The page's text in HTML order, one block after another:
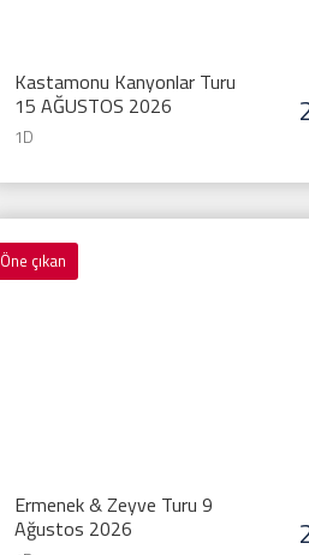
Kastamonu Kanyonlar Turu
15 AĞUSTOS 2026
1D
Öne çıkan
Ermenek & Zeyve Turu 9
Ağustos 2026